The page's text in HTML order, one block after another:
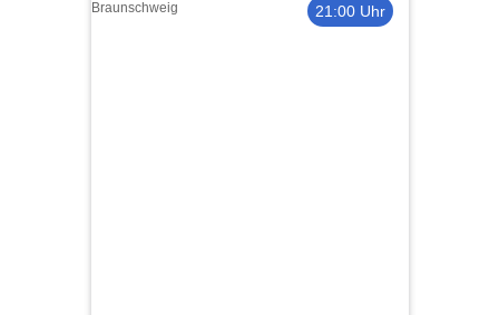
21:00 Uhr